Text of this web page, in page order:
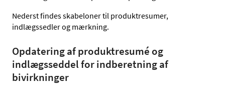
Nederst findes skabeloner til produktresumer,
indlægssedler og mærkning.
Opdatering af produktresumé og
indlægsseddel for indberetning af
bivirkninger